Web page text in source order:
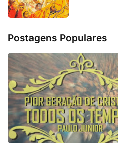
Postagens Populares